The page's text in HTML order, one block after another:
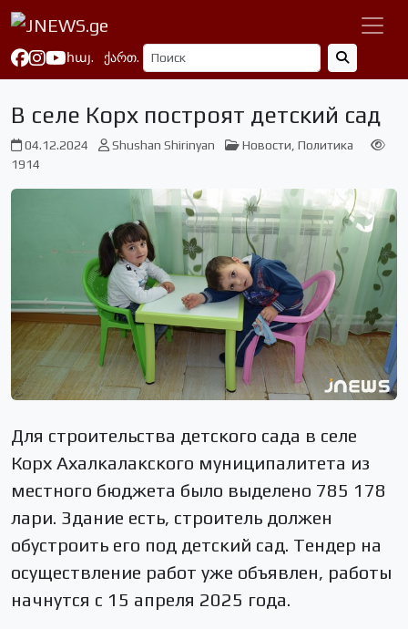
հայ. ქართ.
В селе Корх построят детский сад
04.12.2024 Shushan Shirinyan Новости Политика
1914
Для строительства детского сада в селе
Корх Ахалкалакского муниципалитета из
местного бюджета было выделено 785 178
лари. Здание есть, строитель должен
обустроить его под детский сад. Тендер на
осуществление работ уже объявлен, работы
начнутся с 15 апреля 2025 года.